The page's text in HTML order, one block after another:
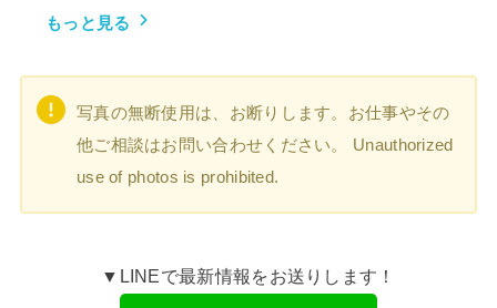
もっと見る
写真の無断使用は、お断りします。お仕事やその
他ご相談はお問い合わせください。 Unauthorized
use of photos is prohibited.
▼LINEで最新情報をお送りします！